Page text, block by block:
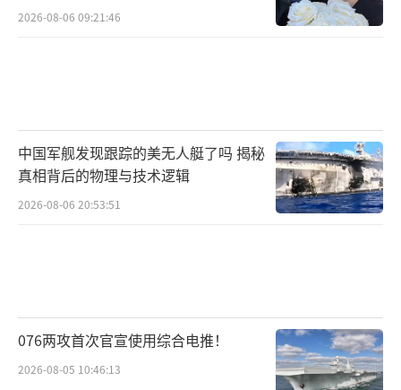
2026-08-06 09:21:46
中国军舰发现跟踪的美无人艇了吗 揭秘
真相背后的物理与技术逻辑
2026-08-06 20:53:51
076两攻首次官宣使用综合电推！
2026-08-05 10:46:13